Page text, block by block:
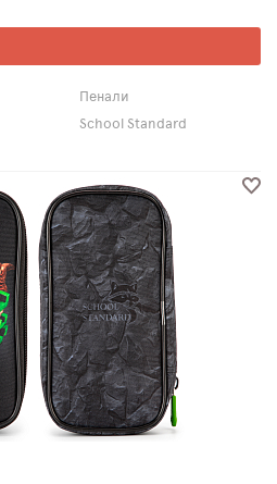
Пенали
School Standard